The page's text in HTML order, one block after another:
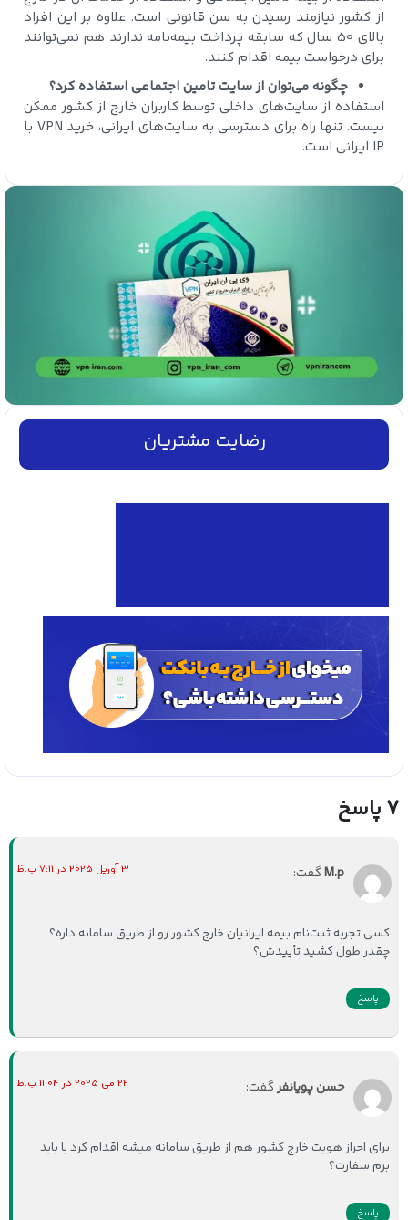
از کشور نیازمند رسیدن به سن قانونی است. علاوه بر این افراد
بالای 50 سال که سابقه پرداخت بیمه‌نامه ندارند هم نمی‌توانند
برای درخواست بیمه اقدام کنند.
چگونه می‌توان از سایت تامین اجتماعی استفاده کرد؟
استفاده از سایت‌های داخلی توسط کاربران خارج از کشور ممکن
نیست. تنها راه برای دسترسی به سایت‌های ایرانی، خرید VPN با
IP ایرانی است.
رضایت مشتریان
7 پاسخ
M.pگفت: 3 آوریل 2025 در 7:11 ب.ظ
کسی تجربه ثبت‌نام بیمه ایرانیان خارج کشور رو از طریق سامانه داره؟
چقدر طول کشید تأییدش؟
پاسخ
حسن پویانفرگفت: 22 می 2025 در 11:04 ب.ظ
برای احراز هویت خارج کشور هم از طریق سامانه میشه اقدام کرد یا باید
برم سفارت؟
پاسخ